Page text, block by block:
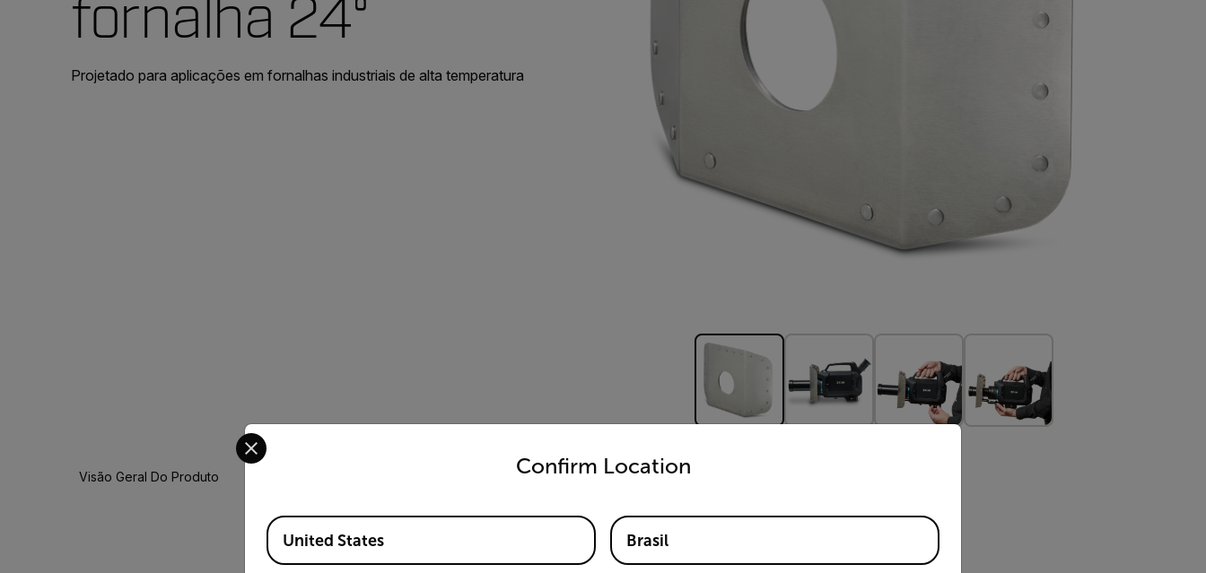
fornalha 24°
Projetado para aplicações em fornalhas industriais de alta temperatura
Visão Geral Do Produto
Proteção térmica para a lente de fornalhas 24°, projetada para a câmera termográfica de inspeção de
Confirm Location
Select your preferred country and language from the options below to access the appropriate version of our website.
Available Locations
United States Brasil